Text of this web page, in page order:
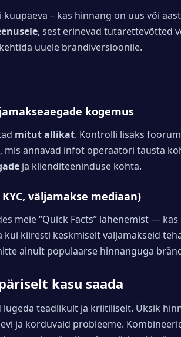
kuupäeva – kas hinnang on uus või
, sest erinevad tütarettevõtted
uuele brändiversioonile.
kogemus
mitut allikat. Kontrolli lisaks
mis annavad infot operaatori tausta
ja klienditeeninduse kohta.
väljamakse mediaan)
meie “Quick Facts” lähenemist —
kui kiiresti keskmiselt väljamakseid
ainult populaarse hinnanguga
kasu saada
teadlikult ja kriitiliselt. Üksik
ja korduvaid probleeme.